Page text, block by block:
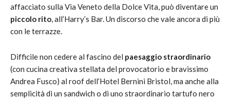
affacciato sulla Via Veneto della Dolce Vita, può diventare un
piccolo rito, all’Harry’s Bar. Un discorso che vale ancora di più
con le terrazze.
Difficile non cedere al fascino del paesaggio straordinario
(con cucina creativa stellata del provocatorio e bravissimo
Andrea Fusco) al roof dell’Hotel Bernini Bristol, ma anche alla
semplicità di un sandwich o di uno straordinario tartufo nero